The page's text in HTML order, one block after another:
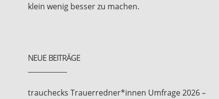
klein wenig besser zu machen.
NEUE BEITRÄGE
trauchecks Trauerredner*innen Umfrage 2026 –